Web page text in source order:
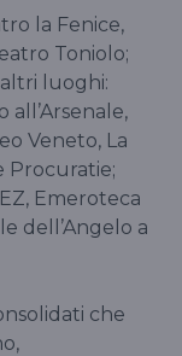
la Fenice,
Toniolo;
luoghi:
all’Arsenale,
Veneto, La
Procuratie;
Emeroteca
dell’Angelo a
che